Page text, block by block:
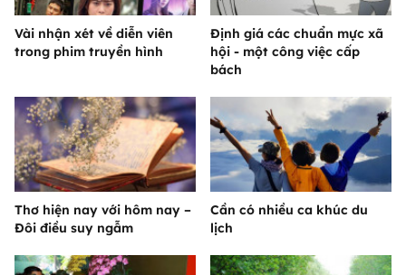
Vài nhận xét về diễn viên
trong phim truyền hình
Định giá các chuẩn mực xã
hội - một công việc cấp
bách
Thơ hiện nay với hôm nay –
Đôi điều suy ngẫm
Cần có nhiều ca khúc du
lịch